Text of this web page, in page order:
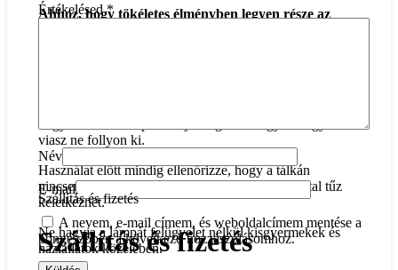
Ahhoz, hogy tökéletes élményben legyen része az
viasz ne follyon ki.
Használat előtt mindig ellenőrizze, hogy a tálkán
nincsenek-e repedések vagy sérülések, mert ezáltal tűz
keletkezhet.
Ne hagyja a lámpát felügyelet nélkül kisgyermekek és
háziállatok közelében.
Értékelésed*
Név
E-mail
A nevem, e-mail címem, és weboldalcímem mentése a
böngészőben a következő hozzászólásomhoz.
Szállítás és fizetés
Szállítás és fizetés